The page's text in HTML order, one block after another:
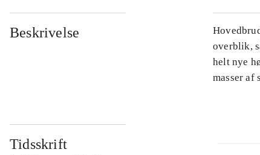
Beskrivelse
overblik,
helt nye
masser af
Tidsskrift